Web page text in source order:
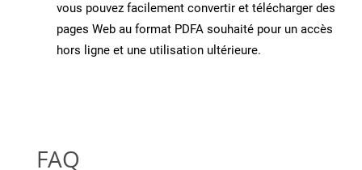
vous pouvez facilement convertir et télécharger des
pages Web au format PDFA souhaité pour un accès
hors ligne et une utilisation ultérieure.
FAQ